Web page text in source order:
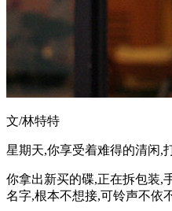
文/林特特
星期天,你享受着难得的清闲,
你拿出新买的碟,正在拆包装,
名字,根本不想接,可铃声不依